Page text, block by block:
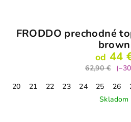
FRODDO prechodné
brown
od 44
62,90 €
20
21 22 23 24 25 26
Skladom